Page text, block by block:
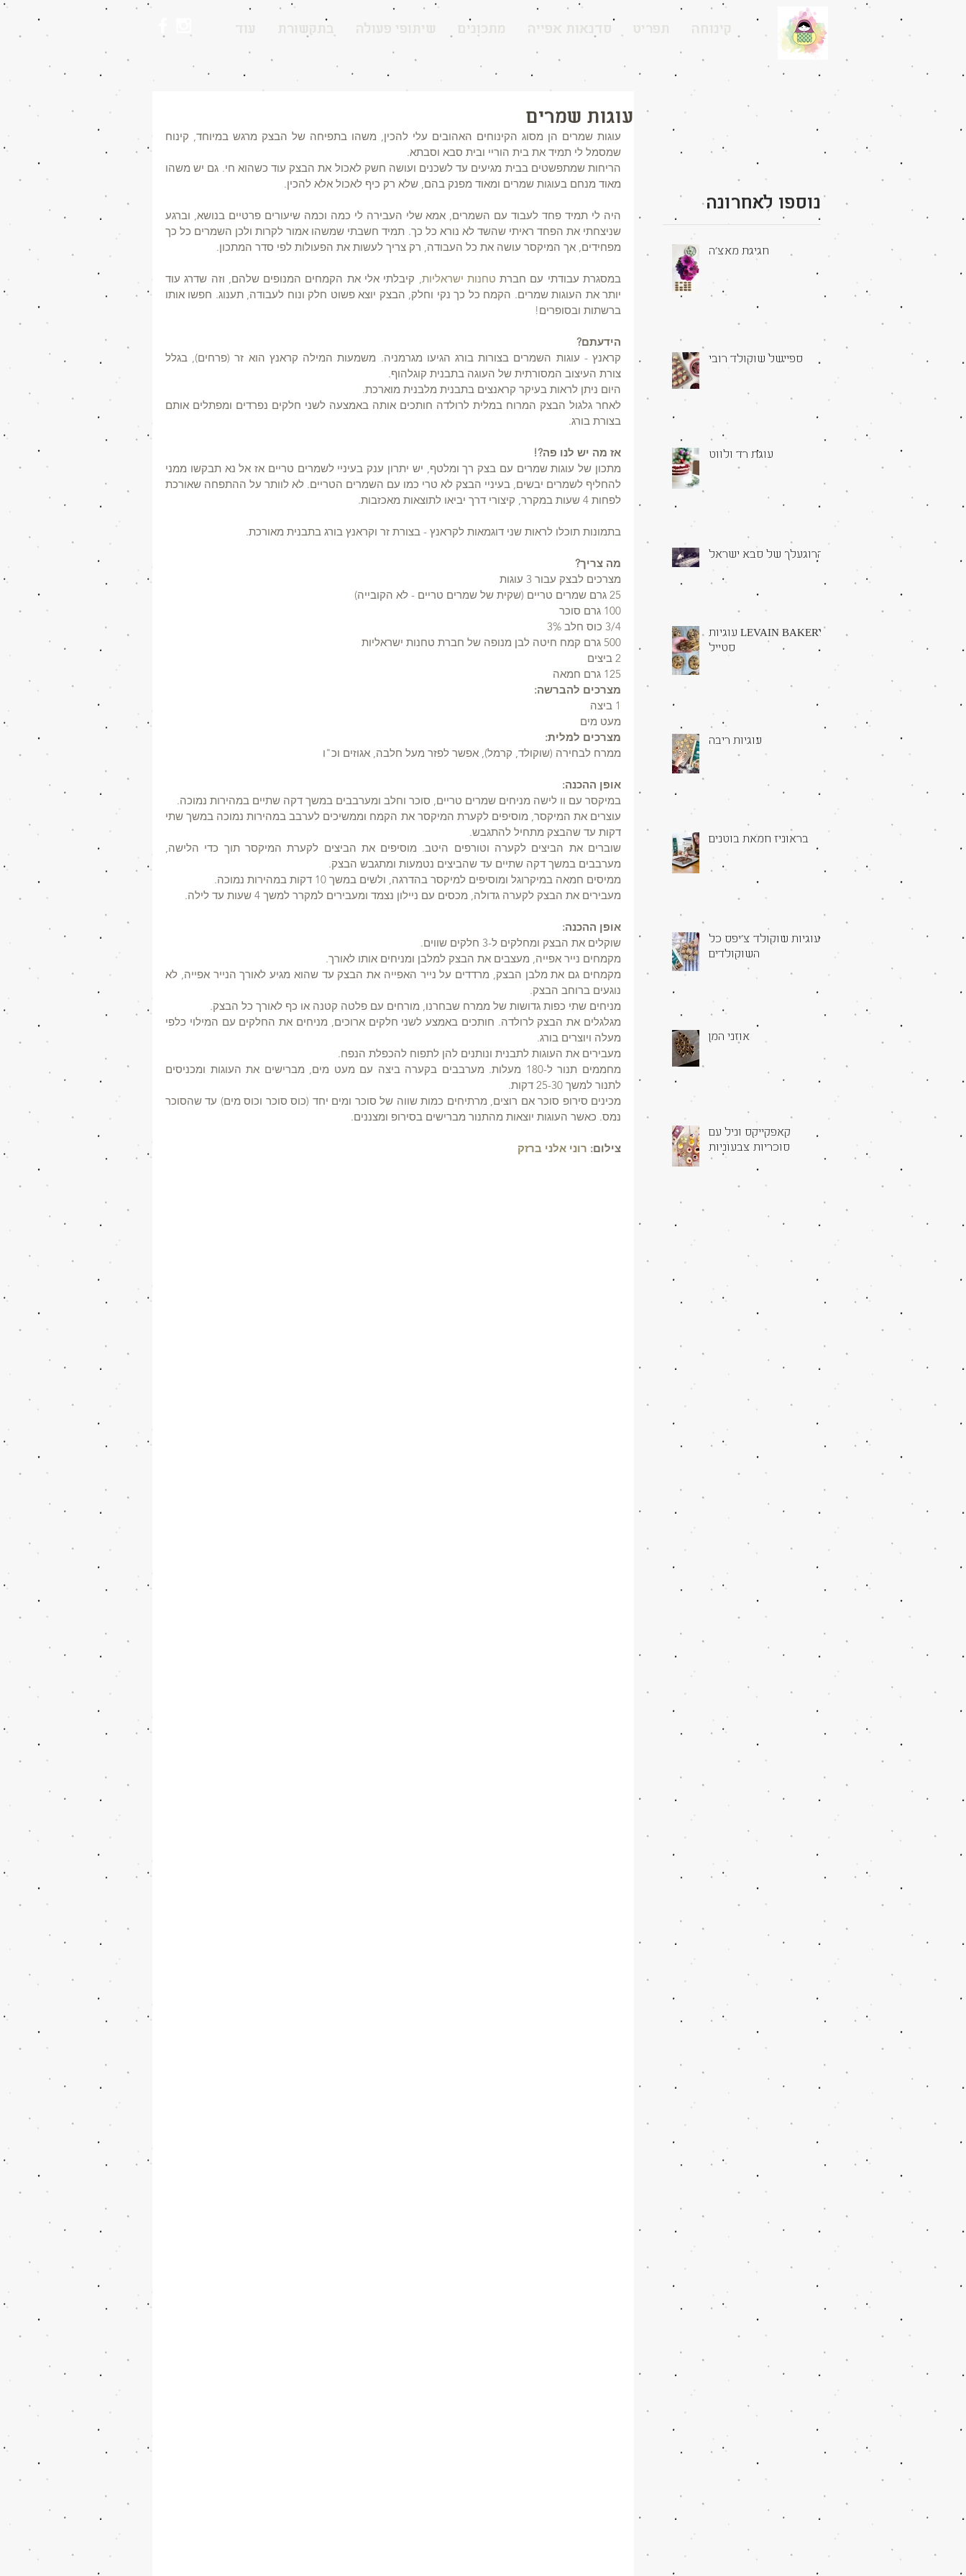
קינוחה תפריט סדנאות אפייה מתכונים שיתופי פעולה בתקשורת עוד
עוגות שמרים
שמסמל לי תמיד את בית הוריי ובית סבא וסבתא.
מאוד מנחם בעוגות שמרים ומאוד מפנק בהם, שלא רק כיף לאכול אלא להכין.
מפחידים, אך המיקסר עושה את כל העבודה, רק צריך לעשות את הפעולות לפי סדר המתכון.
במסגרת עבודתי עם חברת טחנות ישראליות
ברשתות ובסופרים!
הידעתם?
צורת העיצוב המסורתית של העוגה בתבנית קוגלהוף.
היום ניתן לראות בעיקר קראנצים בתבנית מלבנית מוארכת.
בצורת בורג.
אז מה יש לנו פה?!
לפחות 4 שעות במקרר, קיצורי דרך יביאו לתוצאות מאכזבות.
בתמונות תוכלו לראות שני דוגמאות לקראנץ - בצורת זר וקראנץ בורג בתבנית מאורכת.
מה צריך?
מצרכים לבצק עבור 3 עוגות
25 גרם שמרים טריים (שקית של שמרים טריים - לא הקובייה)
100 גרם סוכר
3/4 כוס חלב 3%
500 גרם קמח חיטה לבן מנופה של חברת טחנות ישראליות
2 ביצים
125 גרם חמאה
מצרכים להברשה:
1 ביצה
מעט מים
מצרכים למלית:
ממרח לבחירה (שוקולד, קרמל), אפשר לפזר מעל חלבה, אגוזים וכ"ו
אופן ההכנה:
במיקסר עם וו לישה מניחים שמרים טריים, סוכר וחלב ומערבבים במשך דקה שתיים במהירות נמוכה.
דקות עד שהבצק מתחיל להתגבש.
מערבבים במשך דקה שתיים עד שהביצים נטמעות ומתגבש הבצק.
ממיסים חמאה במיקרוגל ומוסיפים למיקסר בהדרגה, ולשים במשך 10 דקות במהירות נמוכה.
מעבירים את הבצק לקערה גדולה, מכסים עם ניילון נצמד ומעבירים למקרר למשך 4 שעות עד לילה.
אופן ההכנה:
שוקלים את הבצק ומחלקים ל-3 חלקים שווים.
מקמחים נייר אפייה, מעצבים את הבצק למלבן ומניחים אותו לאורך.
נוגעים ברוחב הבצק.
מניחים שתי כפות גדושות של ממרח שבחרנו, מורחים עם פלטה קטנה או כף לאורך כל הבצק.
מעלה ויוצרים בורג.
מעבירים את העוגות לתבנית ונותנים להן לתפוח להכפלת הנפח.
לתנור למשך 25-30 דקות.
נמס. כאשר העוגות יוצאות מהתנור מברישים בסירופ ומצננים.
צילום: רוני אלני ברזק
נוספו לאחרונה
חגיגת מאצ׳ה
ספיישל שוקולד רובי
עוגת רד ולווט
הרוגעלך של סבא ישראל
עוגיות LEVAIN BAKERY
סטייל
עוגיות ריבה
בראוניז חמאת בוטנים
עוגיות שוקולד צ׳יפס כל
השוקולדים
אוזני המן
קאפקייקס וניל עם
סוכריות צבעוניות